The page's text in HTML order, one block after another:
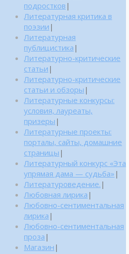
подростков |
Литературная критика в
поэзии |
Литературная
публицистика |
Литературно-критические
статьи |
Литературно-критические
статьи и обзоры |
Литературные конкурсы:
условия, лауреаты,
призеры |
Литературные проекты:
порталы, сайты, домашние
страницы |
Литературный конкурс «Эта
упрямая дама — судьба» |
Литературоведение. |
Любовная лирика |
Любовно-сентиментальная
лирика |
Любовно-сентиментальная
проза |
Магазин |